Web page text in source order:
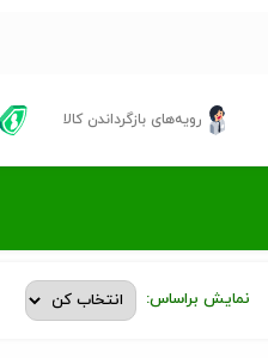
رویه‌های بازگرداندن کالا
نمایش براساس: